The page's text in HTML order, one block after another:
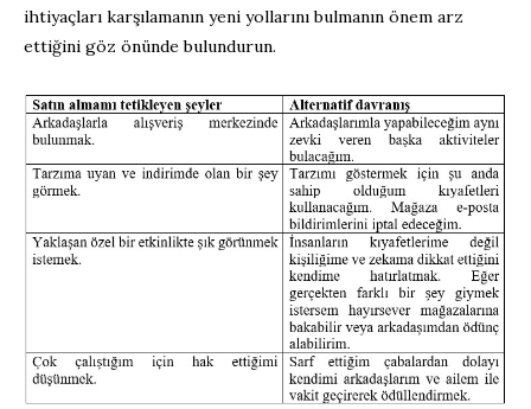
ihtiyaçları karşılamanın yeni yollarını bulmanın önem arz
ettiğini göz önünde bulundurun.